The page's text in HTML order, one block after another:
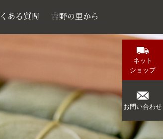
ネット
ショップ
お問い合わせ
ある質問 吉野の里から